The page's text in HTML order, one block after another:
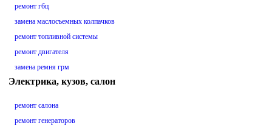
ремонт гбц
замена маслосъемных колпачков
ремонт топливной системы
ремонт двигателя
замена ремня грм
Электрика, кузов, салон
ремонт салона
ремонт генераторов